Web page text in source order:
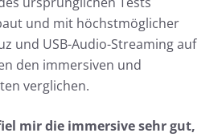
und mit höchstmöglicher
und USB-Audio-Streaming auf
den immersiven und
verglichen.
mir die immersive sehr gut,